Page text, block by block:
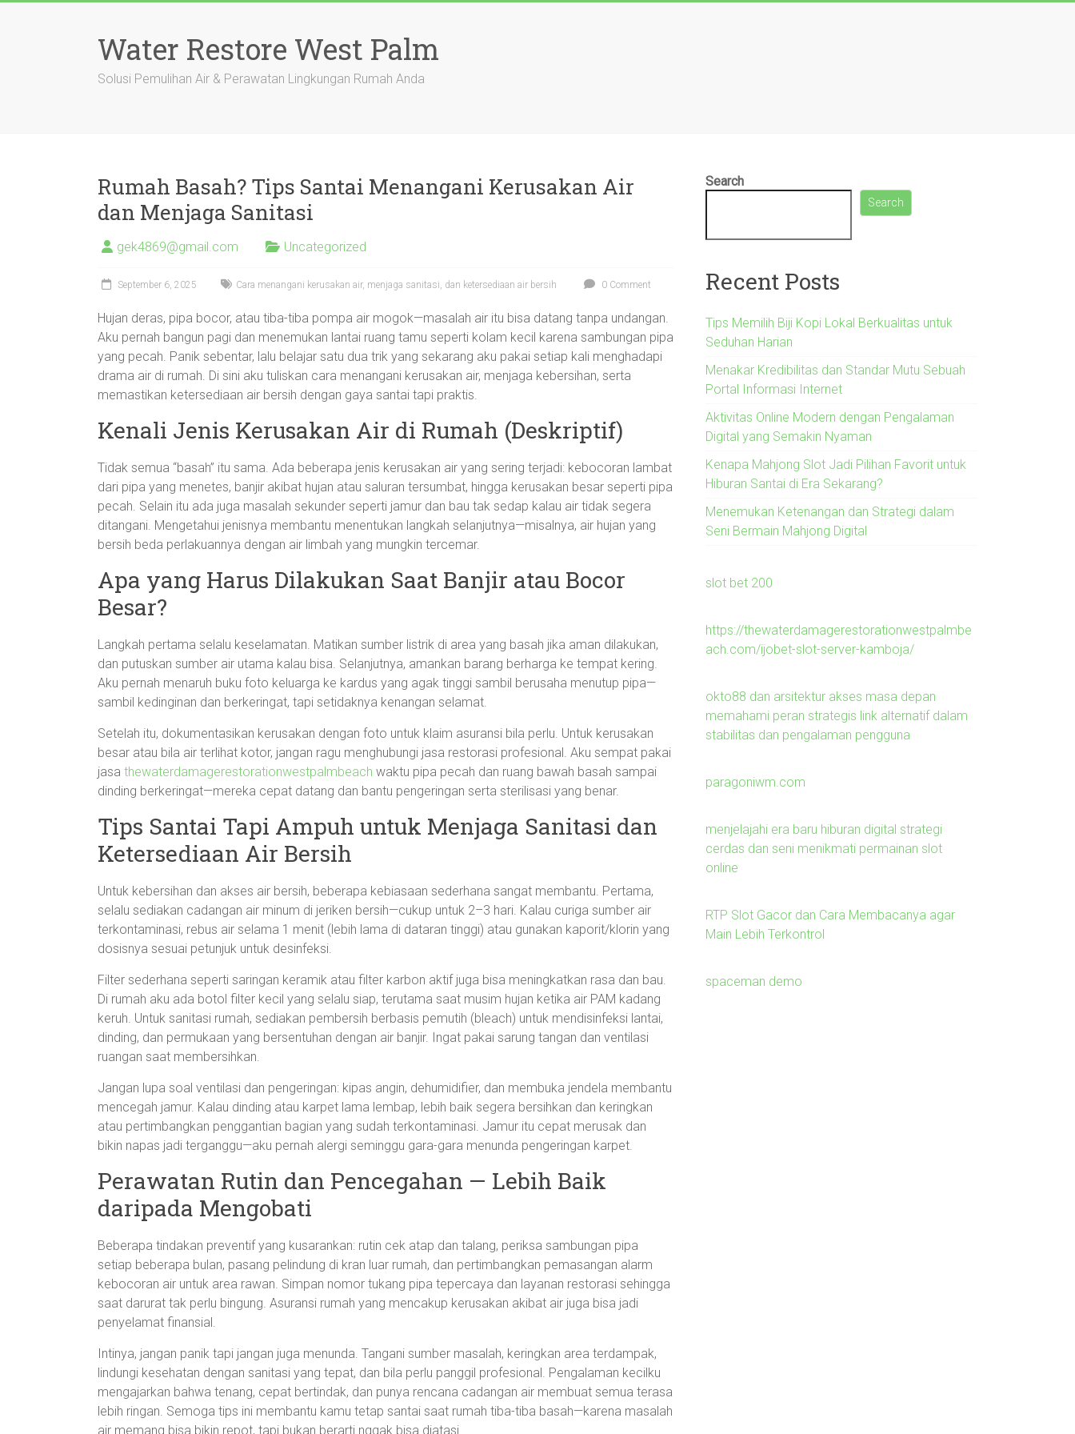
Water Restore West Palm
Solusi Pemulihan Air & Perawatan Lingkungan Rumah Anda
Rumah Basah? Tips Santai Menangani Kerusakan Air
dan Menjaga Sanitasi
gek4869@gmail.com Uncategorized
September 6, 2025 Cara menangani kerusakan air, menjaga sanitasi, dan ketersediaan air bersih 0 Comment
Hujan deras, pipa bocor, atau tiba-tiba pompa air mogok—masalah air itu bisa datang tanpa undangan.
Aku pernah bangun pagi dan menemukan lantai ruang tamu seperti kolam kecil karena sambungan pipa
yang pecah. Panik sebentar, lalu belajar satu dua trik yang sekarang aku pakai setiap kali menghadapi
drama air di rumah. Di sini aku tuliskan cara menangani kerusakan air, menjaga kebersihan, serta
memastikan ketersediaan air bersih dengan gaya santai tapi praktis.
Kenali Jenis Kerusakan Air di Rumah (Deskriptif)
Tidak semua “basah” itu sama. Ada beberapa jenis kerusakan air yang sering terjadi: kebocoran lambat
dari pipa yang menetes, banjir akibat hujan atau saluran tersumbat, hingga kerusakan besar seperti pipa
pecah. Selain itu ada juga masalah sekunder seperti jamur dan bau tak sedap kalau air tidak segera
ditangani. Mengetahui jenisnya membantu menentukan langkah selanjutnya—misalnya, air hujan yang
bersih beda perlakuannya dengan air limbah yang mungkin tercemar.
Apa yang Harus Dilakukan Saat Banjir atau Bocor
Besar?
Langkah pertama selalu keselamatan. Matikan sumber listrik di area yang basah jika aman dilakukan,
dan putuskan sumber air utama kalau bisa. Selanjutnya, amankan barang berharga ke tempat kering.
Aku pernah menaruh buku foto keluarga ke kardus yang agak tinggi sambil berusaha menutup pipa—
sambil kedinginan dan berkeringat, tapi setidaknya kenangan selamat.
Setelah itu, dokumentasikan kerusakan dengan foto untuk klaim asuransi bila perlu. Untuk kerusakan
besar atau bila air terlihat kotor, jangan ragu menghubungi jasa restorasi profesional. Aku sempat pakai
jasa thewaterdamagerestorationwestpalmbeach waktu pipa pecah dan ruang bawah basah sampai
dinding berkeringat—mereka cepat datang dan bantu pengeringan serta sterilisasi yang benar.
Tips Santai Tapi Ampuh untuk Menjaga Sanitasi dan
Ketersediaan Air Bersih
Untuk kebersihan dan akses air bersih, beberapa kebiasaan sederhana sangat membantu. Pertama,
selalu sediakan cadangan air minum di jeriken bersih—cukup untuk 2–3 hari. Kalau curiga sumber air
terkontaminasi, rebus air selama 1 menit (lebih lama di dataran tinggi) atau gunakan kaporit/klorin yang
dosisnya sesuai petunjuk untuk desinfeksi.
Filter sederhana seperti saringan keramik atau filter karbon aktif juga bisa meningkatkan rasa dan bau.
Di rumah aku ada botol filter kecil yang selalu siap, terutama saat musim hujan ketika air PAM kadang
keruh. Untuk sanitasi rumah, sediakan pembersih berbasis pemutih (bleach) untuk mendisinfeksi lantai,
dinding, dan permukaan yang bersentuhan dengan air banjir. Ingat pakai sarung tangan dan ventilasi
ruangan saat membersihkan.
Jangan lupa soal ventilasi dan pengeringan: kipas angin, dehumidifier, dan membuka jendela membantu
mencegah jamur. Kalau dinding atau karpet lama lembap, lebih baik segera bersihkan dan keringkan
atau pertimbangkan penggantian bagian yang sudah terkontaminasi. Jamur itu cepat merusak dan
bikin napas jadi terganggu—aku pernah alergi seminggu gara-gara menunda pengeringan karpet.
Perawatan Rutin dan Pencegahan — Lebih Baik
daripada Mengobati
Beberapa tindakan preventif yang kusarankan: rutin cek atap dan talang, periksa sambungan pipa
setiap beberapa bulan, pasang pelindung di kran luar rumah, dan pertimbangkan pemasangan alarm
kebocoran air untuk area rawan. Simpan nomor tukang pipa tepercaya dan layanan restorasi sehingga
saat darurat tak perlu bingung. Asuransi rumah yang mencakup kerusakan akibat air juga bisa jadi
penyelamat finansial.
Intinya, jangan panik tapi jangan juga menunda. Tangani sumber masalah, keringkan area terdampak,
lindungi kesehatan dengan sanitasi yang tepat, dan bila perlu panggil profesional. Pengalaman kecilku
mengajarkan bahwa tenang, cepat bertindak, dan punya rencana cadangan air membuat semua terasa
lebih ringan. Semoga tips ini membantu kamu tetap santai saat rumah tiba-tiba basah—karena masalah
air memang bisa bikin repot, tapi bukan berarti nggak bisa diatasi.
Search
Search
Recent Posts
Tips Memilih Biji Kopi Lokal Berkualitas untuk
Seduhan Harian
Menakar Kredibilitas dan Standar Mutu Sebuah
Portal Informasi Internet
Aktivitas Online Modern dengan Pengalaman
Digital yang Semakin Nyaman
Kenapa Mahjong Slot Jadi Pilihan Favorit untuk
Hiburan Santai di Era Sekarang?
Menemukan Ketenangan dan Strategi dalam
Seni Bermain Mahjong Digital
slot bet 200
https://thewaterdamagerestorationwestpalmbe
ach.com/ijobet-slot-server-kamboja/
okto88 dan arsitektur akses masa depan
memahami peran strategis link alternatif dalam
stabilitas dan pengalaman pengguna
paragoniwm.com
menjelajahi era baru hiburan digital strategi
cerdas dan seni menikmati permainan slot
online
RTP Slot Gacor dan Cara Membacanya agar
Main Lebih Terkontrol
spaceman demo